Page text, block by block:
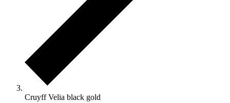
Cruyff Velia black gold